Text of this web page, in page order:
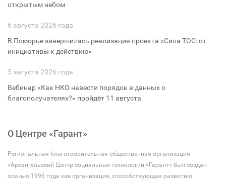
открытым небом
6 августа 2026 года
В Поморье завершилась реализация проекта «Сила ТОС: от
инициативы к действию»
5 августа 2026 года
Вебинар «Как НКО навести порядок в данных о
благополучателях?» пройдёт 11 августа
О Центре «Гарант»
Региональная благотворительная общественная организация
«Архангельский Центр социальных технологий «Гарант» был создан
осенью 1996 года как организация, способствующая развитию